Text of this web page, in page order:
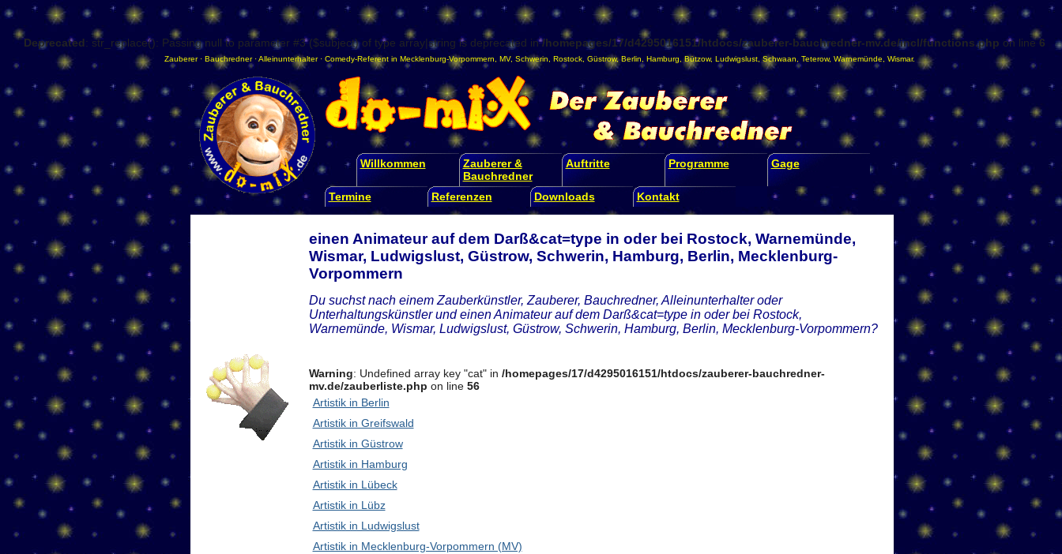
Deprecated: str_replace(): Passing null to parameter #3 ($subject) of type array|string is deprecated in/homepages/17/d4295016151/htdocs/zauberer-bauchredner-mv.de/incl/functions.php on line6
Zauberer· Bauchredner·Alleinunterhalter· Comedy-Referent in Mecklenburg-Vorpommern MV, Schwerin Rostock Güstrow,Berlin Hamburg ,Bützow, Ludwigslust ,Schwaan Teterow, Warnemünde Wismar.
Willkommen
Zauberer &
Bauchredner
Auftritte Programme Gage
Termine Referenzen Downloads Kontakt
einen Animateur auf dem Darß&cat=type in oder bei Rostock, Warnemünde,
Wismar, Ludwigslust, Güstrow, Schwerin, Hamburg, Berlin, Mecklenburg-
Vorpommern
Du suchst nach einem Zauberkünstler, Zauberer, Bauchredner, Alleinunterhalter oder
Unterhaltungskünstler und einen Animateur auf dem Darß&cat=type in oder bei Rostock,
Warnemünde, Wismar, Ludwigslust, Güstrow, Schwerin, Hamburg, Berlin, Mecklenburg-Vorpommern?
Warning: Undefined array key "cat" in /homepages/17/d4295016151/htdocs/zauberer-bauchredner-
mv.de/zauberliste.php on line 56
Artistik in Berlin
Artistik in Greifswald
Artistik in Güstrow
Artistik in Hamburg
Artistik in Lübeck
Artistik in Lübz
Artistik in Ludwigslust
Artistik in Mecklenburg-Vorpommern (MV)